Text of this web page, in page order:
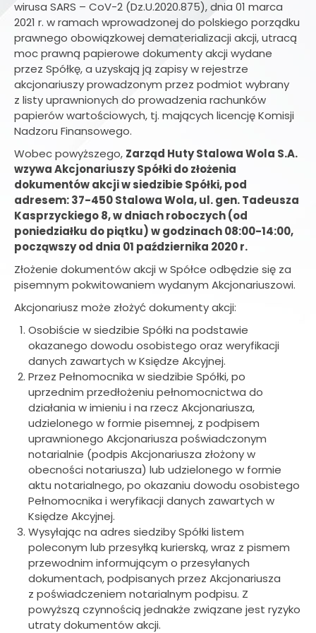
wirusa SARS – CoV-2 (Dz.U.2020.875), dnia 01 marca
2021 r. w ramach wprowadzonej do polskiego porządku
prawnego obowiązkowej dematerializacji akcji, utracą
moc prawną papierowe dokumenty akcji wydane
przez Spółkę, a uzyskają ją zapisy w rejestrze
akcjonariuszy prowadzonym przez podmiot wybrany
z listy uprawnionych do prowadzenia rachunków
papierów wartościowych, tj. mających licencję Komisji
Nadzoru Finansowego.
Wobec powyższego, Zarząd Huty Stalowa Wola S.A.
wzywa Akcjonariuszy Spółki do złożenia
dokumentów akcji w siedzibie Spółki, pod
adresem: 37-450 Stalowa Wola, ul. gen. Tadeusza
Kasprzyckiego 8, w dniach roboczych (od
poniedziałku do piątku) w godzinach 08:00-14:00,
począwszy od dnia 01 października 2020 r.
Złożenie dokumentów akcji w Spółce odbędzie się za
pisemnym pokwitowaniem wydanym Akcjonariuszowi.
Akcjonariusz może złożyć dokumenty akcji:
Osobiście w siedzibie Spółki na podstawie
okazanego dowodu osobistego oraz weryfikacji
danych zawartych w Księdze Akcyjnej.
Przez Pełnomocnika w siedzibie Spółki, po
uprzednim przedłożeniu pełnomocnictwa do
działania w imieniu i na rzecz Akcjonariusza,
udzielonego w formie pisemnej, z podpisem
uprawnionego Akcjonariusza poświadczonym
notarialnie (podpis Akcjonariusza złożony w
obecności notariusza) lub udzielonego w formie
aktu notarialnego, po okazaniu dowodu osobistego
Pełnomocnika i weryfikacji danych zawartych w
Księdze Akcyjnej.
Wysyłając na adres siedziby Spółki listem
poleconym lub przesyłką kurierską, wraz z pismem
przewodnim informującym o przesyłanych
dokumentach, podpisanych przez Akcjonariusza
z poświadczeniem notarialnym podpisu. Z
powyższą czynnością jednakże związane jest ryzyko
utraty dokumentów akcji.